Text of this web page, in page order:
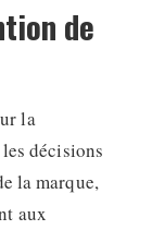
de
la
décisions
la marque,
aux